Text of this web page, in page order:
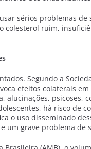
sérios problemas
colesterol ruim,
Segundo a
efeitos colaterais
alucinações, psicoses,
há risco de
o uso disseminado
um grave problema de